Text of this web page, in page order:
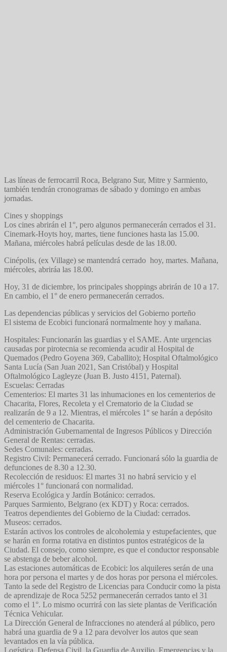
Las líneas de ferrocarril Roca, Belgrano Sur, Mitre y Sarmiento,
también tendrán cronogramas de sábado y domingo en ambas
jornadas.
Cines y shoppings
Los cines abrirán el 1°, pero algunos permanecerán cerrados el 31.
Cinemark-Hoyts hoy, martes, tiene funciones hasta las 15.00.
Mañana, miércoles habrá películas desde de las 18.00.
Cinépolis, (ex Village) se mantendrá cerrado hoy, martes. Mañana,
miércoles, abriráa las 18.00.
Hoy, 31 de diciembre, los principales shoppings abrirán de 10 a 17.
En cambio, el 1° de enero permanecerán cerrados.
Las dependencias públicas y servicios del Gobierno porteño
El sistema de Ecobici funcionará normalmente hoy y mañana.
Hospitales: Funcionarán las guardias y el SAME. Ante urgencias
causadas por pirotecnia se recomienda acudir al Hospital de
Quemados (Pedro Goyena 369, Caballito); Hospital Oftalmológico
Santa Lucía (San Juan 2021, San Cristóbal) y Hospital
Oftalmológico Lagleyze (Juan B. Justo 4151, Paternal).
Escuelas: Cerradas
Cementerios: El martes 31 las inhumaciones en los cementerios de
Chacarita, Flores, Recoleta y el Crematorio de la Ciudad se
realizarán de 9 a 12. Mientras, el miércoles 1° se harán a depósito
del cementerio de Chacarita.
Administración Gubernamental de Ingresos Públicos y Dirección
General de Rentas: cerradas.
Sedes Comunales: cerradas.
Registro Civil: Permanecerá cerrado. Funcionará sólo la guardia de
defunciones de 8.30 a 12.30.
Recolección de residuos: El martes 31 no habrá servicio y el
miércoles 1° funcionará con normalidad.
Reserva Ecológica y Jardín Botánico: cerrados.
Parques Sarmiento, Belgrano (ex KDT) y Roca: cerrados.
Teatros dependientes del Gobierno de la Ciudad: cerrados.
Museos: cerrados.
Estarán activos los controles de alcoholemia y estupefacientes, que
se harán en forma rotativa en distintos puntos estratégicos de la
Ciudad. El consejo, como siempre, es que el conductor responsable
se abstenga de beber alcohol.
Las estaciones automáticas de Ecobici: los alquileres serán de una
hora por persona el martes y de dos horas por persona el miércoles.
Tanto la sede del Registro de Licencias para Conducir como la pista
de aprendizaje de Roca 5252 permanecerán cerrados tanto el 31
como el 1°. Lo mismo ocurrirá con las siete plantas de Verificación
Técnica Vehicular.
La Dirección General de Infracciones no atenderá al público, pero
habrá una guardia de 9 a 12 para devolver los autos que sean
levantados en la vía pública.
Logística, Defensa Civil, la Guardia de Auxilio, Emergencias y la